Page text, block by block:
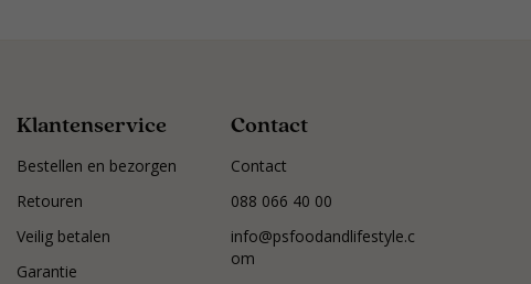
Klantenservice
Bestellen en bezorgen
Retouren
Veilig betalen
Garantie
Contact
Contact
088 066 40 00
info@psfoodandlifestyle.c
om